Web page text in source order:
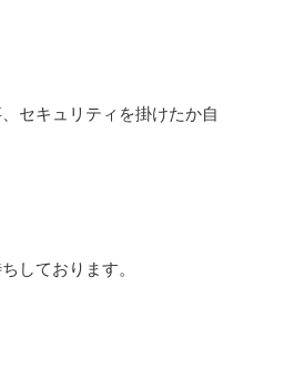
セキュリティを掛けたか自
しております。